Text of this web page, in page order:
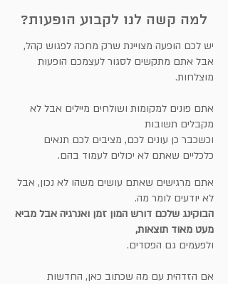
למה קשה לנו לקבוע הופעות?
יש לכם הופעה מצויינת שרק מחכה לפגוש קהל,
אבל אתם מתקשים לסגור לעצמכם הופעות
מוצלחות.
אתם פונים למקומות ושולחים מיילים אבל לא
מקבלים תשובות
וכשכבר כן עונים לכם, מציבים לכם תנאים
כלכליים שאתם לא יכולים לעמוד בהם.
אתם מרגישים שאתם עושים משהו לא נכון, אבל
לא יודעים לומר מה.
הבוקינג שלכם דורש המון זמן ואנרגיה אבל מביא
מעט מאוד תוצאות,
ולפעמים גם הפסדים.
אם הזדהית עם מה שכתוב כאן, החדשות